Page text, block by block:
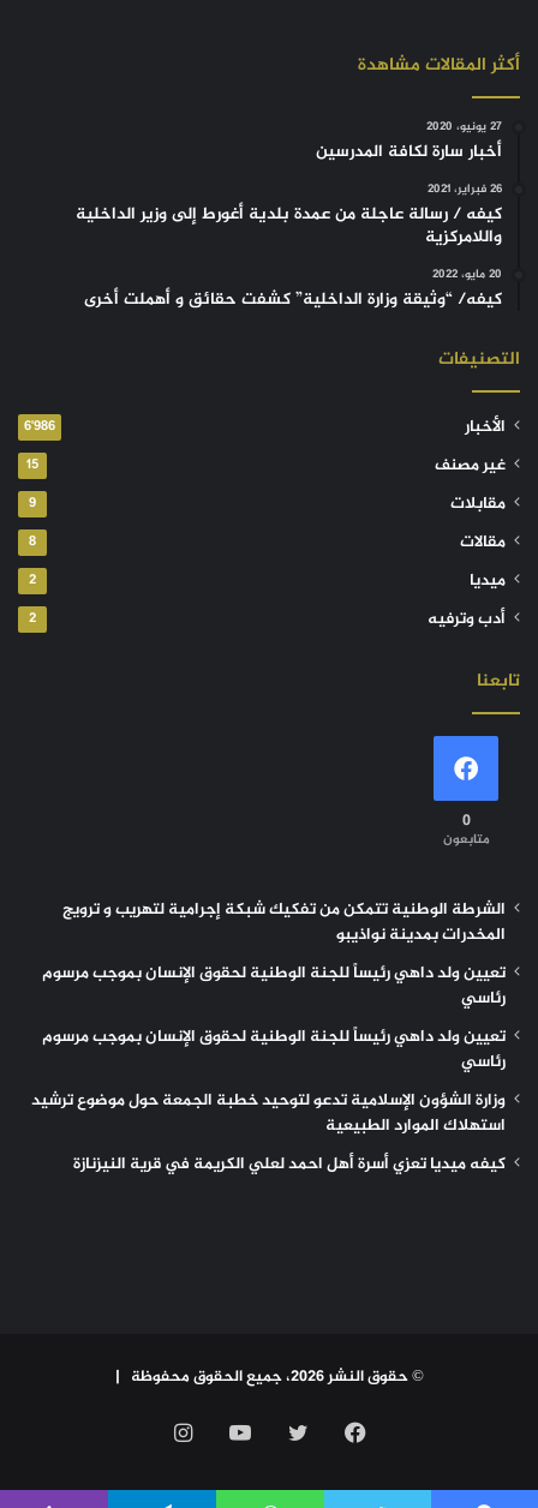
أكثر المقالات مشاهدة
27 يونيو، 2020
أخبار سارة لكافة المدرسين
26 فبراير، 2021
كيفه / رسالة عاجلة من عمدة بلدية أغورط إلى وزير الداخلية
واللامركزية
20 مايو، 2022
كيفه/ “وثيقة وزارة الداخلية” كشفت حقائق و أهملت أخرى
التصنيفات
الأخبار 6٬986
غير مصنف 15
مقابلات 9
مقالات 8
ميديا 2
أدب وترفيه 2
تابعنا
0
متابعون
الشرطة الوطنية تتمكن من تفكيك شبكة إجرامية لتهريب و ترويج
المخدرات بمدينة نواذيبو
تعيين ولد داهي رئيساً للجنة الوطنية لحقوق الإنسان بموجب مرسوم
رئاسي
تعيين ولد داهي رئيساً للجنة الوطنية لحقوق الإنسان بموجب مرسوم
رئاسي
وزارة الشؤون الإسلامية تدعو لتوحيد خطبة الجمعة حول موضوع ترشيد
استهلاك الموارد الطبيعية
كيفه ميديا تعزي أسرة أهل احمد لعلي الكريمة في قرية النيزنازة
© حقوق النشر 2026، جميع الحقوق محفوظة |
فيسبوك تويتر يوتيوب